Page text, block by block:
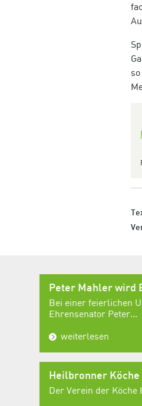
Peter Mahler wird
Bei einer feierlichen
Ehrensenator Peter...
weiterlesen
Heilbronner
Der Verein der